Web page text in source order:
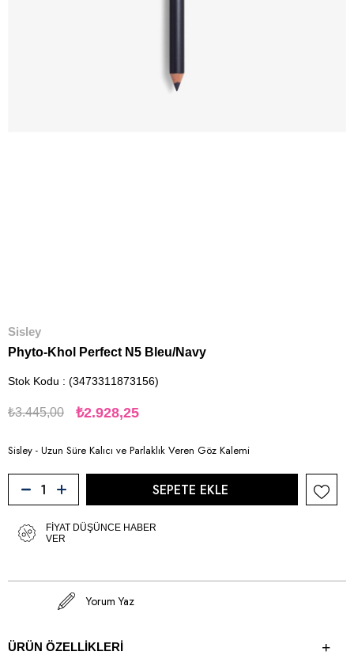
Sisley
Phyto-Khol Perfect N5 Bleu/Navy
Stok Kodu (3473311873156)
₺3.445,00 ₺2.928,25
Sisley - Uzun Süre Kalıcı ve Parlaklık Veren Göz Kalemi
FIYAT DÜŞÜNCE HABER
VER
Yorum Yaz
ÜRÜN ÖZELLIKLERI